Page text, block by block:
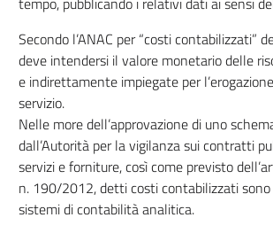
Secondo l’ANAC per “costi contabilizzati”
deve intendersi il valore monetario delle
e indirettamente impiegate per
servizio.
Nelle more dell’approvazione di uno
dall’Autorità per la vigilanza sui contratti
servizi e forniture, così come previsto
n. 190/2012, detti costi contabilizzati sono
sistemi di contabilità analitica.